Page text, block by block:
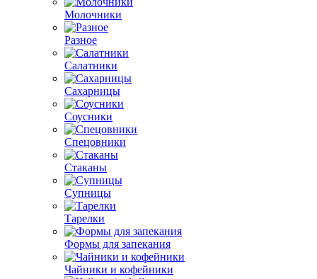
Молочники
Разное
Салатники
Сахарницы
Соусники
Спецовники
Стаканы
Супницы
Тарелки
Формы для запекания
Чайники и кофейники